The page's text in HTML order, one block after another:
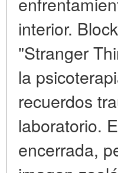
interior.
"Stranger
la
recuerdos
laboratorio.
encerrada,